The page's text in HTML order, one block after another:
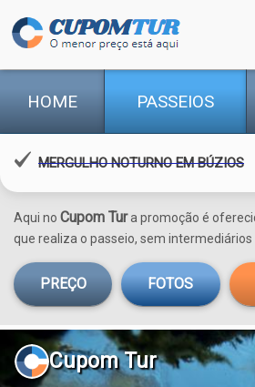
HOME PASSEIOS
MERGULHO NOTURNO EM BÚZIOS
Aqui no Cupom Tura promoção é
que realiza o passeio, sem intermediários
PREÇO FOTOS
Cupom Tur